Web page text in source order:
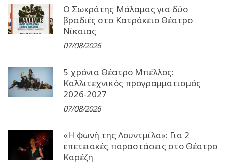
Ο Σωκράτης Μάλαμας για δύο
βραδιές στο Κατράκειο Θέατρο
Νίκαιας
07/08/2026
5 χρόνια Θέατρο Μπέλλος:
Καλλιτεχνικός προγραμματισμός
2026-2027
07/08/2026
«Η φωνή της Λουντμίλα»: Για 2
επετειακές παραστάσεις στο Θέατρο
Καρέζη